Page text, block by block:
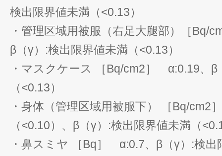
検出限界値未満（<0.13）
・管理区域用被服（右足大腿部）［Bq/
β（γ）:検出限界値未満（<0.13）
・マスクケース ［Bq/cm2］ α:0.19、β
（<0.13）
・身体（管理区域用被服下） ［Bq/
（<0.10）、β（γ）:検出限界値未満（
・鼻スミヤ ［Bq］ α:0.7、β（γ）:検出